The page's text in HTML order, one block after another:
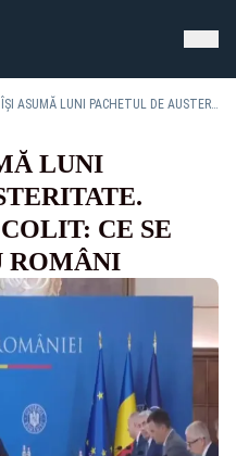
BOLOJAN ÎȘI ASUMĂ LUNI PACHETUL DE AUSTERITATE. PARLAMENTUL, OCOLIT: CE SE SCHIMBĂ PENTRU ROMÂNI
LUNI
CE SE
ROMÂNI